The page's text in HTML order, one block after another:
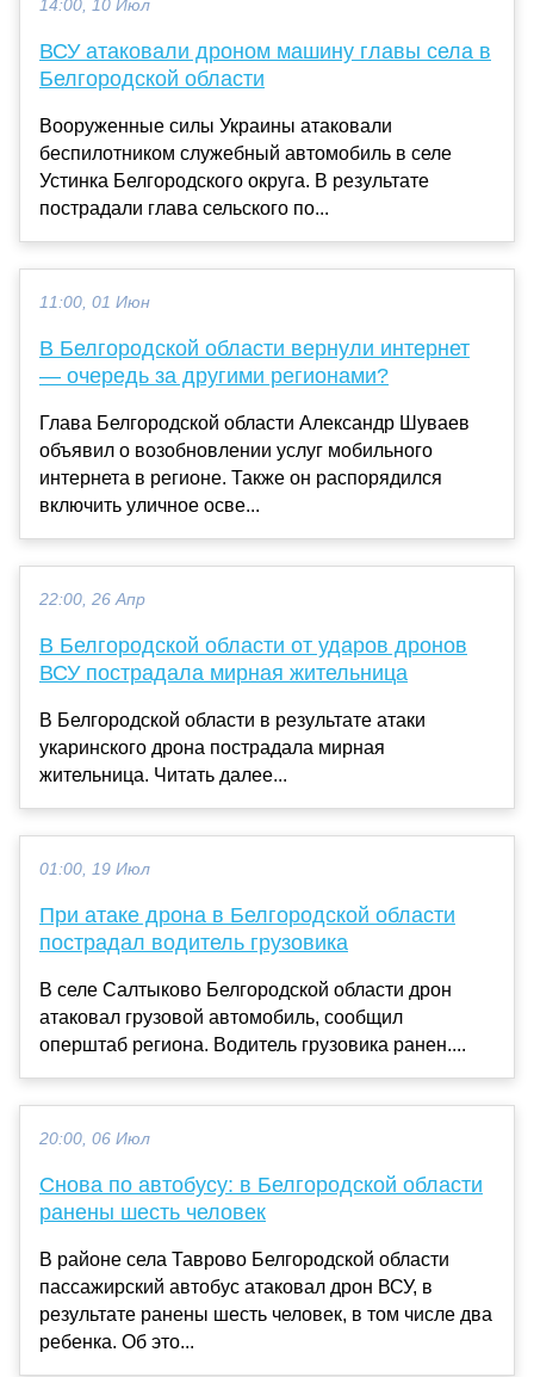
14:00, 10 Июл
ВСУ атаковали дроном машину главы села в
Белгородской области
Вооруженные силы Украины атаковали
беспилотником служебный автомобиль в селе
Устинка Белгородского округа. В результате
пострадали глава сельского по...
11:00, 01 Июн
В Белгородской области вернули интернет
— очередь за другими регионами?
Глава Белгородской области Александр Шуваев
объявил о возобновлении услуг мобильного
интернета в регионе. Также он распорядился
включить уличное осве...
22:00, 26 Апр
В Белгородской области от ударов дронов
ВСУ пострадала мирная жительница
В Белгородской области в результате атаки
укаринского дрона пострадала мирная
жительница. Читать далее...
01:00, 19 Июл
При атаке дрона в Белгородской области
пострадал водитель грузовика
В селе Салтыково Белгородской области дрон
атаковал грузовой автомобиль, сообщил
оперштаб региона. Водитель грузовика ранен....
20:00, 06 Июл
Снова по автобусу: в Белгородской области
ранены шесть человек
В районе села Таврово Белгородской области
пассажирский автобус атаковал дрон ВСУ, в
результате ранены шесть человек, в том числе два
ребенка. Об это...